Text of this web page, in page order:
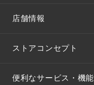
店舗情報
ストアコンセプト
便利なサービス・機能